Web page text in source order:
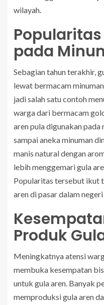
wilayah.
pada
Sebagian tahun terakhir,
lewat bermacam
jadi salah satu contoh
warga dari bermacam
aren pula digunakan pada
sampai aneka minuman
manis natural dengan
lebih menggemari gula
Popularitas tersebut ikut
aren di pasar dalam
Produk
Meningkatnya atensi
membuka kesempatan
untuk gula aren. Banyak
memproduksi gula aren